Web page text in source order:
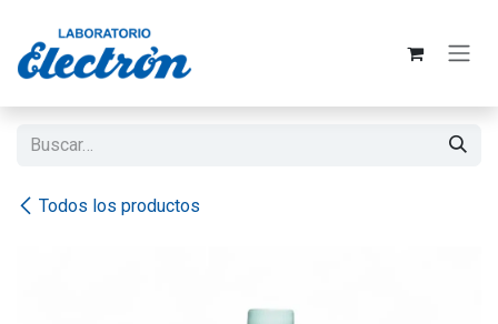
Todos los productos